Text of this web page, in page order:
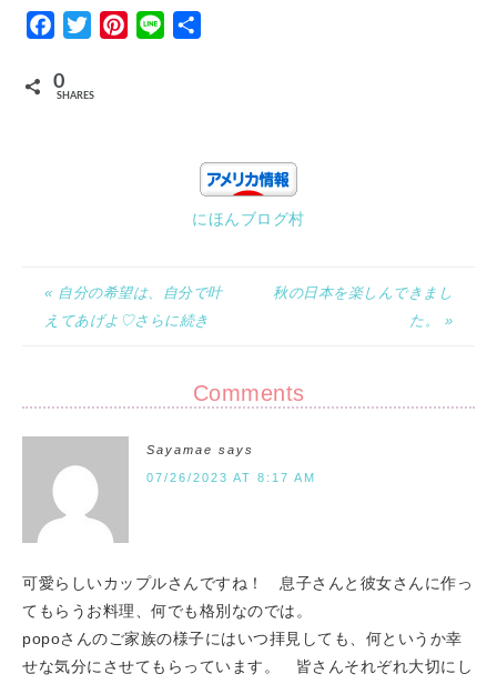
Facebook
TwitterPinterest
Line
0
SHARES
にほんブログ村
« 自分の希望は、自分で叶
えてあげよ♡さらに続き
秋の日本を楽しんできまし
た。 »
Comments
Sayamae says
07/26/2023 AT 8:17 AM
可愛らしいカップルさんですね！ 息子さんと彼女さんに作っ
てもらうお料理、何でも格別なのでは。
popoさんのご家族の様子にはいつ拝見しても、何というか幸
せな気分にさせてもらっています。 皆さんそれぞれ大切にし